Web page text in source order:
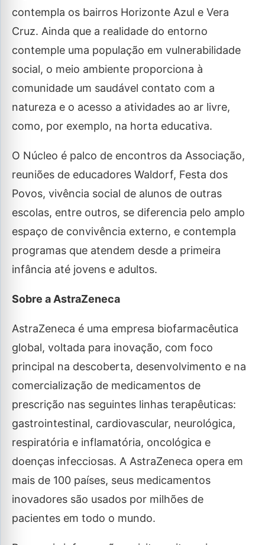
contempla os bairros Horizonte Azul e Vera
Cruz. Ainda que a realidade do entorno
contemple uma população em vulnerabilidade
social, o meio ambiente proporciona à
comunidade um saudável contato com a
natureza e o acesso a atividades ao ar livre,
como, por exemplo, na horta educativa.
O Núcleo é palco de encontros da Associação,
reuniões de educadores Waldorf, Festa dos
Povos, vivência social de alunos de outras
escolas, entre outros, se diferencia pelo amplo
espaço de convivência externo, e contempla
programas que atendem desde a primeira
infância até jovens e adultos.
Sobre a AstraZeneca
AstraZeneca é uma empresa biofarmacêutica
global, voltada para inovação, com foco
principal na descoberta, desenvolvimento e na
comercialização de medicamentos de
prescrição nas seguintes linhas terapêuticas:
gastrointestinal, cardiovascular, neurológica,
respiratória e inflamatória, oncológica e
doenças infecciosas. A AstraZeneca opera em
mais de 100 países, seus medicamentos
inovadores são usados por milhões de
pacientes em todo o mundo.